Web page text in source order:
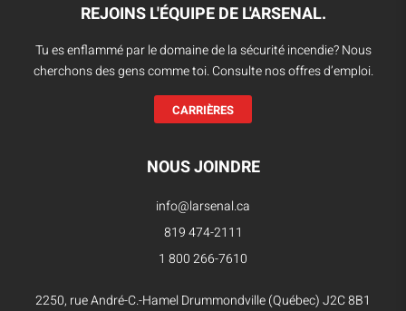
REJOINS L'ÉQUIPE DE L'ARSENAL.
Tu es enflammé par le domaine de la sécurité incendie? Nous
cherchons des gens comme toi. Consulte nos offres d’emploi.
CARRIÈRES
NOUS JOINDRE
info@larsenal.ca
819 474-2111
1 800 266-7610
2250, rue André-C.-Hamel Drummondville (Québec) J2C 8B1